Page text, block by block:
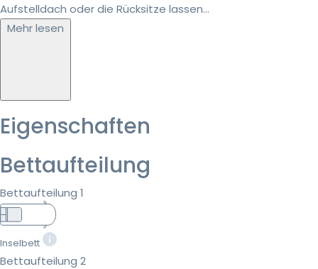
Aufstelldach oder die Rücksitze lassen...
Mehr lesen
Eigenschaften
Bettaufteilung
Bettaufteilung 1
Inselbett
Bettaufteilung 2